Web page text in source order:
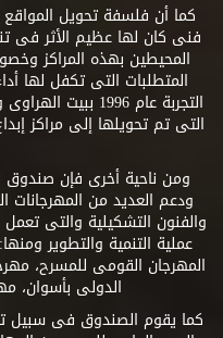
كما أن فلسفة تحويل المواقع
فنى كان لها عظيم الأثر فى
المحيطين بهذه المراكز
المتطلبات التى تكفل لها
التجربة عام 1996
ومن ناحية أخرى فإن صندوق
ودعم العديد من المهرجانات
والفنون التشكيلية والتى
عملية التنمية والتطوير
المهرجان القومى للمسرح،
الدولى بأسوان،
كما يقوم الصندوق فى سبيل